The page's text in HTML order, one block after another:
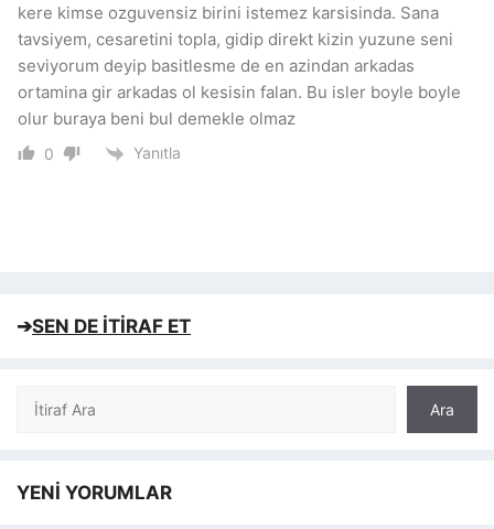
kere kimse ozguvensiz birini istemez karsisinda. Sana
tavsiyem, cesaretini topla, gidip direkt kizin yuzune seni
seviyorum deyip basitlesme de en azindan arkadas
ortamina gir arkadas ol kesisin falan. Bu isler boyle boyle
olur buraya beni bul demekle olmaz
0 Yanıtla
➔SEN DE İTİRAF ET
Ara
Ara
YENİ YORUMLAR